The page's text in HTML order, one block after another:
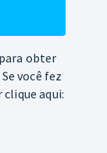
obter
você fez
aqui: